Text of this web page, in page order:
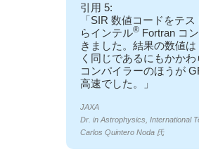
引用 5:
「SIR 数値コードをテ
らインテル® Fortran コ
きました。結果の数値は
く同じであるにもかか
コンパイラーのほうが
高速でした。」
JAXA
Dr. in Astrophysics, International
Carlos Quintero Noda 氏